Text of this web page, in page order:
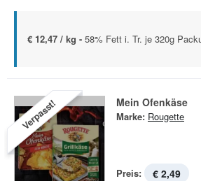
€ 12,47 / kg - 58% Fett i. Tr. je 320g
Verpasst! Mein Ofenkäse
Marke: Rougette
Preis: € 2,49